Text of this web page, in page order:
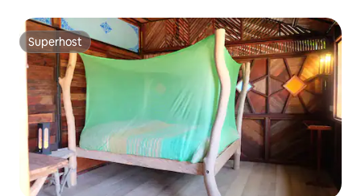
Superhost
Superhost